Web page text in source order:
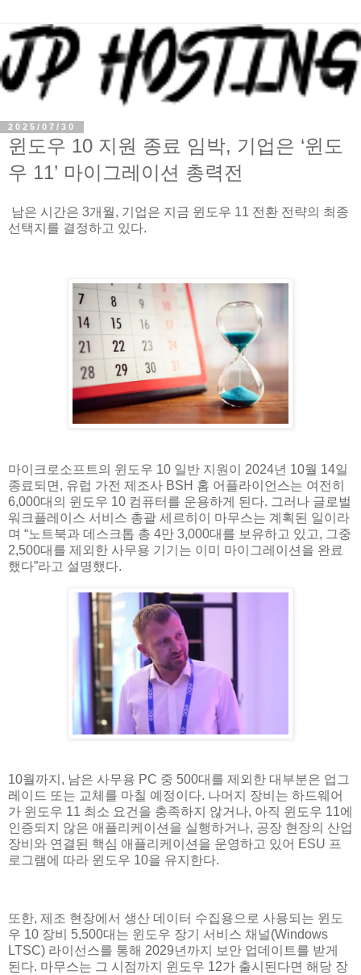
2025/07/30
윈도우 10 지원 종료 임박, 기업은 ‘윈도
우 11’ 마이그레이션 총력전
남은 시간은 3개월, 기업은 지금 윈도우 11 전환 전략의 최종
선택지를 결정하고 있다.
마이크로소프트의 윈도우 10 일반 지원이 2024년 10월 14일
종료되면, 유럽 가전 제조사 BSH 홈 어플라이언스는 여전히
6,000대의 윈도우 10 컴퓨터를 운용하게 된다. 그러나 글로벌
워크플레이스 서비스 총괄 세르히이 마무스는 계획된 일이라
며 “노트북과 데스크톱 총 4만 3,000대를 보유하고 있고, 그중
2,500대를 제외한 사무용 기기는 이미 마이그레이션을 완료
했다”라고 설명했다.
10월까지, 남은 사무용 PC 중 500대를 제외한 대부분은 업그
레이드 또는 교체를 마칠 예정이다. 나머지 장비는 하드웨어
가 윈도우 11 최소 요건을 충족하지 않거나, 아직 윈도우 11에
인증되지 않은 애플리케이션을 실행하거나, 공장 현장의 산업
장비와 연결된 핵심 애플리케이션을 운영하고 있어 ESU 프
로그램에 따라 윈도우 10을 유지한다.
또한, 제조 현장에서 생산 데이터 수집용으로 사용되는 윈도
우 10 장비 5,500대는 윈도우 장기 서비스 채널(Windows
LTSC) 라이선스를 통해 2029년까지 보안 업데이트를 받게
된다. 마무스는 그 시점까지 윈도우 12가 출시된다면 해당 장